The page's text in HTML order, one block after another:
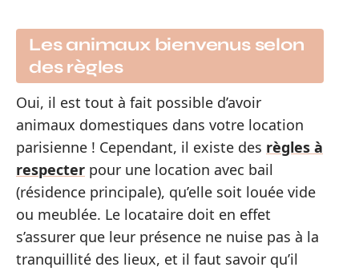
Les animaux bienvenus selon
des règles
Oui, il est tout à fait possible d’avoir
animaux domestiques dans votre location
parisienne ! Cependant, il existe des règles à
respecter pour une location avec bail
(résidence principale), qu’elle soit louée vide
ou meublée. Le locataire doit en effet
s’assurer que leur présence ne nuise pas à la
tranquillité des lieux, et il faut savoir qu’il